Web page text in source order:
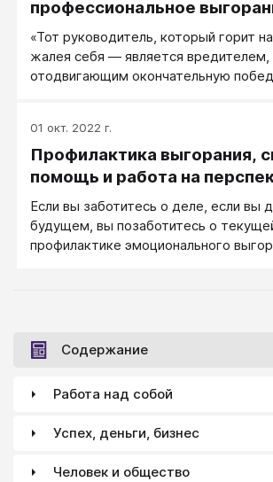
профессиональное
«Тот руководитель, который горит
жалея себя — является вредителем,
отодвигающим окончательную
01 окт. 2022 г.
Профилактика выгорания,
помощь и работа на
Если вы заботитесь о деле, если вы
будущем, вы позаботитесь о
профилактике эмоционального
Содержание
Работа над собой
Успех, деньги, бизнес
Человек и общество